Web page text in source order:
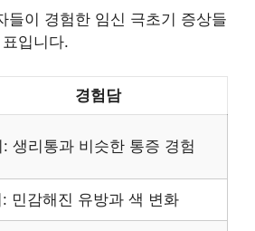
들이 경험한 임신 극초기 증상들
입니다.
경험담
생리통과 비슷한 통증 경험
: 민감해진 유방과 색 변화